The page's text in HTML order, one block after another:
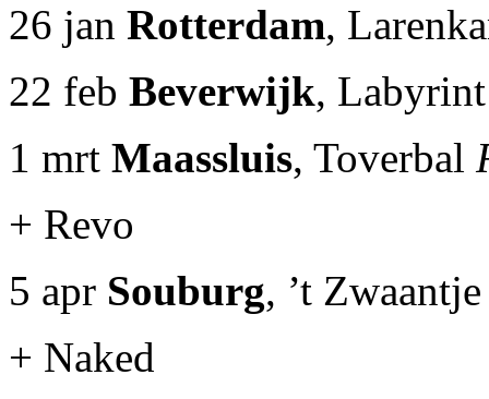
26 jan Rotterdam,
22 feb Beverwijk,
1 mrt Maassluis, Toverbal
+ Revo
5 apr Souburg, ’t
+ Naked